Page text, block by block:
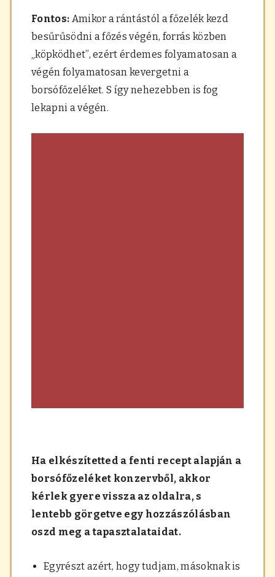
Fontos: Amikor a rántástól a főzelék kezd
besűrűsödni a főzés végén, forrás közben
„köpködhet”, ezért érdemes folyamatosan a
végén folyamatosan kevergetni a
borsófőzeléket. S így nehezebben is fog
lekapni a végén.
Ha elkészítetted a fenti recept alapján a
borsófőzeléket konzervből, akkor
kérlek gyere vissza az oldalra, s
lentebb görgetve egy hozzászólásban
oszd meg a tapasztalataidat.
Egyrészt azért, hogy tudjam, másoknak is